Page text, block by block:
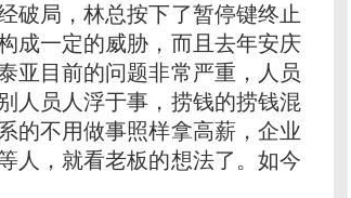
破局，林总按下了暂停键终止
成一定的威胁，而且去年安庆
亚目前的问题非常严重，人员
人员人浮于事，捞钱的捞钱混
的不用做事照样拿高薪，企业
人，就看老板的想法了。如今